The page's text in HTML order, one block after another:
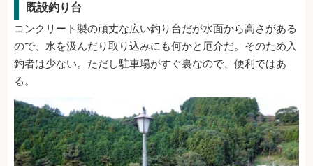
既設釣り台
コンクリート製の頑丈な広い釣り台だが水面から高さがある
ので、水を汲んだり取り込みにも何かと厄介だ。そのため入
釣者は少ない。ただし駐車場がすぐ裏なので、便利ではあ
る。